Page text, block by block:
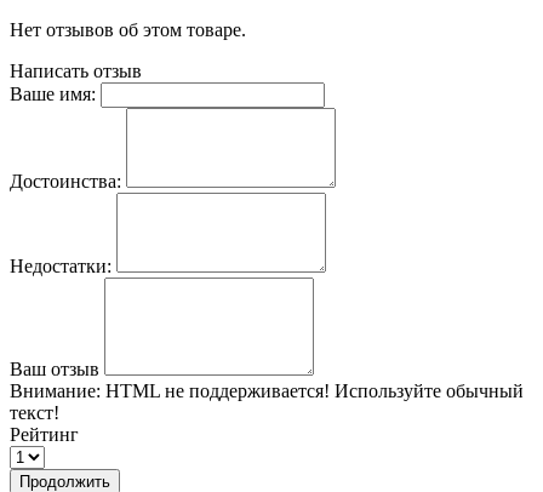
Нет отзывов об этом товаре.
Написать отзыв
Ваше имя:
Достоинства:
Недостатки:
Ваш отзыв
Внимание: HTML не поддерживается! Используйте обычный
текст!
Рейтинг
Продолжить